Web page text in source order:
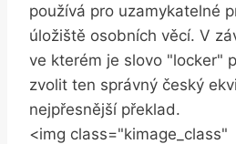
používá pro uzamykatelné
úložiště osobních věcí. V
ve kterém je slovo "locker"
zvolit ten správný český
nejpřesnější překlad.
<img class="kimage_class"